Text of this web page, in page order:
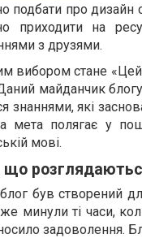
подбати про
приходити на
з друзями.
вибором стане
майданчик
знаннями, які
мета полягає у
мові.
був створений
минули ті часи,
задоволення.